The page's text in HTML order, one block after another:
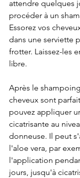
attendre quelques
procéder à un
Essorez vos
dans une serviette
frotter. Laissez-les
libre.
Après le
cheveux sont
pouvez appliquer
cicatrisante au
donneuse. Il peut
l'aloe vera, par
l'application
jours, jusqu'à